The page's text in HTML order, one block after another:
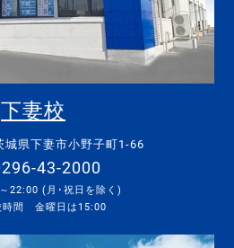
下妻校
城県下妻市小野子町1-66
43-2000
22:00 (月･祝日を除く)
時間 金曜日は15:00